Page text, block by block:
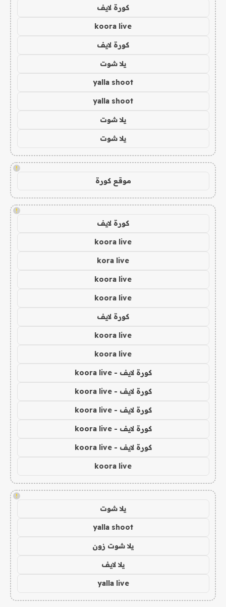
كورة لايف
koora live
كورة لايف
يلا شوت
yalla shoot
yalla shoot
يلا شوت
يلا شوت
!
موقع كورة
!
كورة لايف
koora live
kora live
koora live
koora live
كورة لايف
koora live
koora live
كورة لايف - koora live
كورة لايف - koora live
كورة لايف - koora live
كورة لايف - koora live
كورة لايف - koora live
koora live
!
يلا شوت
yalla shoot
يلا شوت زون
يلا لايف
yalla live